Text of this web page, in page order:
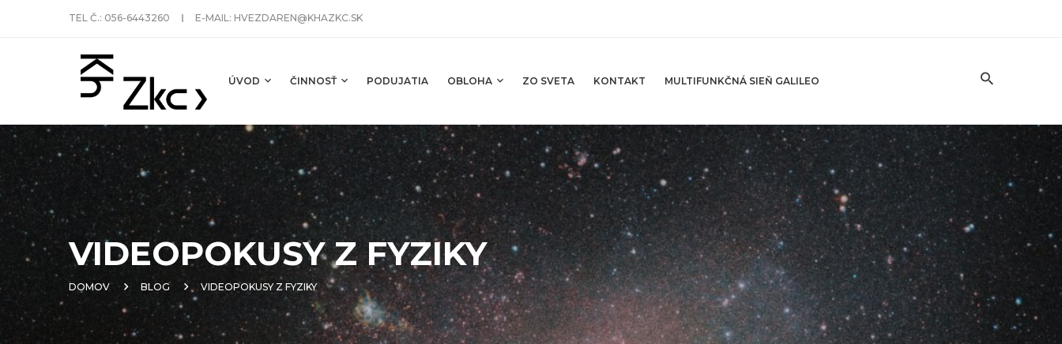
TEL Č.: 056-6443260 E-MAIL: HVEZDAREN@KHAZKC.SK
ÚVOD ČINNOSŤ PODUJATIA OBLOHA ZO SVETA KONTAKT MULTIFUNKČNÁ SIEŇ GALILEO
VIDEOPOKUSY Z FYZIKY
DOMOV BLOG VIDEOPOKUSY Z FYZIKY